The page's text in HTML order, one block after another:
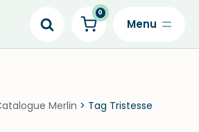
0
Merlin > Tag Tristesse